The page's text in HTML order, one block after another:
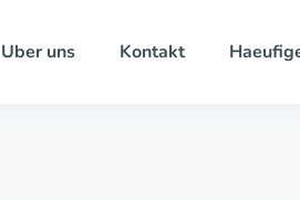
Uber uns Kontakt